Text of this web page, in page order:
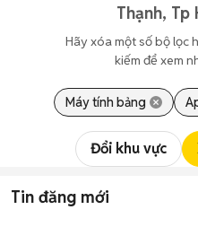
Thạnh, Tp
Hãy xóa một số bộ lọc
kiếm để xem
Máy tính bảng
Đổi khu vực
Tin đăng mới